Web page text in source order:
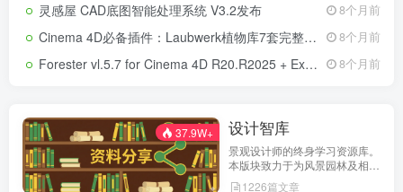
工具下载，助您高效完成景观项
灵感屋 CAD底图智能处理系统 V3.2发布 8个月前
Cinema 4D必备插件：Laubwerk植物库7套完整版，打造超逼真环境渲染 8个月前
Forester vl.5.7 for Cinema 4D R20.R2025 + Expansion Pack 1-2 8个月前
37.9W+ 设计智库
景观设计师的终身学习资源库。
本版块致力于为风景园林及相关
专业的学生和从业者提供高质量
1226篇文章